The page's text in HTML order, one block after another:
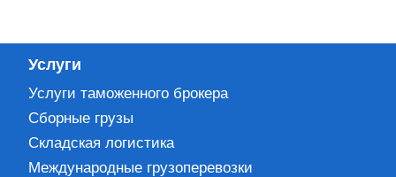
Услуги
Услуги таможенного брокера
Сборные грузы
Складская логистика
Международные грузоперевозки